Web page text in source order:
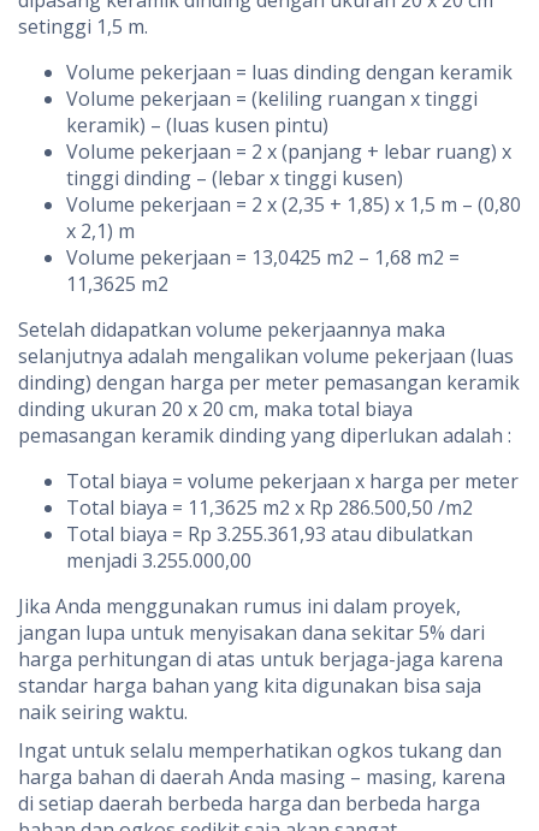
setinggi 1,5 m.
Volume pekerjaan = luas dinding dengan keramik
Volume pekerjaan = (keliling ruangan x tinggi
keramik) – (luas kusen pintu)
Volume pekerjaan = 2 x (panjang + lebar ruang) x
tinggi dinding – (lebar x tinggi kusen)
Volume pekerjaan = 2 x (2,35 + 1,85) x 1,5 m – (0,80
x 2,1) m
Volume pekerjaan = 13,0425 m2 – 1,68 m2 =
11,3625 m2
Setelah didapatkan volume pekerjaannya maka
selanjutnya adalah mengalikan volume pekerjaan (luas
dinding) dengan harga per meter pemasangan keramik
dinding ukuran 20 x 20 cm, maka total biaya
pemasangan keramik dinding yang diperlukan adalah :
Total biaya = volume pekerjaan x harga per meter
Total biaya = 11,3625 m2 x Rp 286.500,50 /m2
Total biaya = Rp 3.255.361,93 atau dibulatkan
menjadi 3.255.000,00
Jika Anda menggunakan rumus ini dalam proyek,
jangan lupa untuk menyisakan dana sekitar 5% dari
harga perhitungan di atas untuk berjaga-jaga karena
standar harga bahan yang kita digunakan bisa saja
naik seiring waktu.
Ingat untuk selalu memperhatikan ogkos tukang dan
harga bahan di daerah Anda masing – masing, karena
di setiap daerah berbeda harga dan berbeda harga